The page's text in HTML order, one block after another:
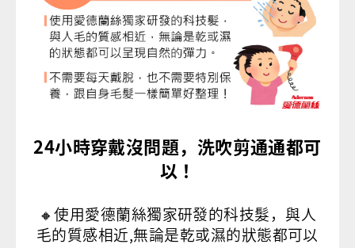
24小時穿戴沒問題，洗吹剪通通都可
以！
🔸使用愛德蘭絲獨家研發的科技髮，與人
毛的質感相近,無論是乾或濕的狀態都可以